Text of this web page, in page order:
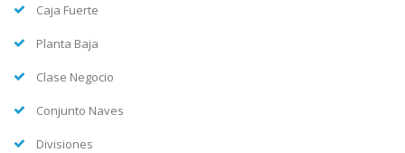
Caja Fuerte
Planta Baja
Clase Negocio
Conjunto Naves
Divisiones